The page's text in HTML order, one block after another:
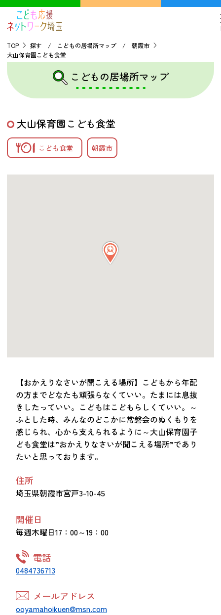
新着情報 音声読み上げ
会員登録
お問い合わせ
TOP
こどもの貧困について
探す
こどもの居場所マップ
TOP
探す / こどもの居場所マップ / 朝霞市
大山保育園こども食堂
こどもの居場所マップ
大山保育園こども食堂
こども食堂 朝霞市
【おかえりなさいが聞こえる場所】こどもから年配
の方までどなたも頑張らなくていい。たまには息抜
きしたっていい。こどもはこどもらしくていい。～
ふとした時、みんなのどこかに常磐会のぬくもりを
感じられ、心から支えられるように～大山保育園子
ども食堂は”おかえりなさいが聞こえる場所”であり
たいと思っております。
住所
埼玉県朝霞市宮戸3-10-45
開催日
毎週木曜日17：00～19：00
電話
0484736713
メールアドレス
ooyamahoikuen@msn.com